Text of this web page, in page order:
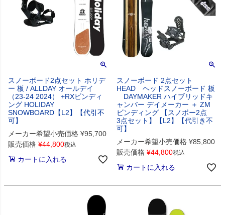
スノーボード2点セット ホリデ
ー 板 / ALLDAY オールデイ
（23-24 2024） +RXビンディ
ング HOLIDAY
SNOWBOARD【L2】【代引不
可】
メーカー希望小売価格 ¥95,700
販売価格 ¥44,800税込
カートに入れる
スノーボード 2点セット
HEAD ヘッドスノーボード 板
DAYMAKER ハイブリッドキ
ャンバー デイメーカー ＋ ZM
ビンディング 【スノボー2点
3点セット】【L2】【代引き不
可】
メーカー希望小売価格 ¥85,800
販売価格 ¥44,800税込
カートに入れる